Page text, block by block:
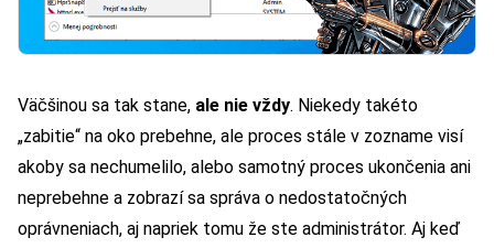
Väčšinou sa tak stane, ale nie vždy. Niekedy takéto
„zabitie“ na oko prebehne, ale proces stále v zozname visí
akoby sa nechumelilo, alebo samotný proces ukončenia ani
neprebehne a zobrazí sa správa o nedostatočných
oprávneniach, aj napriek tomu že ste administrátor. Aj keď